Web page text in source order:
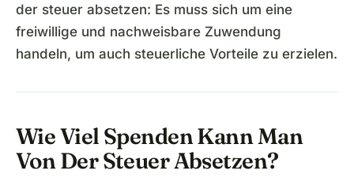
der steuer absetzen: Es muss sich um eine
freiwillige und nachweisbare Zuwendung
handeln, um auch steuerliche Vorteile zu erzielen.
Wie Viel Spenden Kann Man
Von Der Steuer Absetzen?